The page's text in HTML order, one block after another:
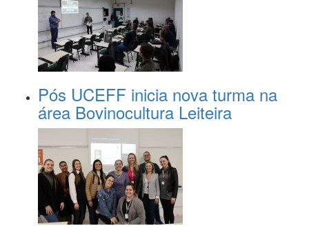
Pós UCEFF inicia nova turma na
área Bovinocultura Leiteira